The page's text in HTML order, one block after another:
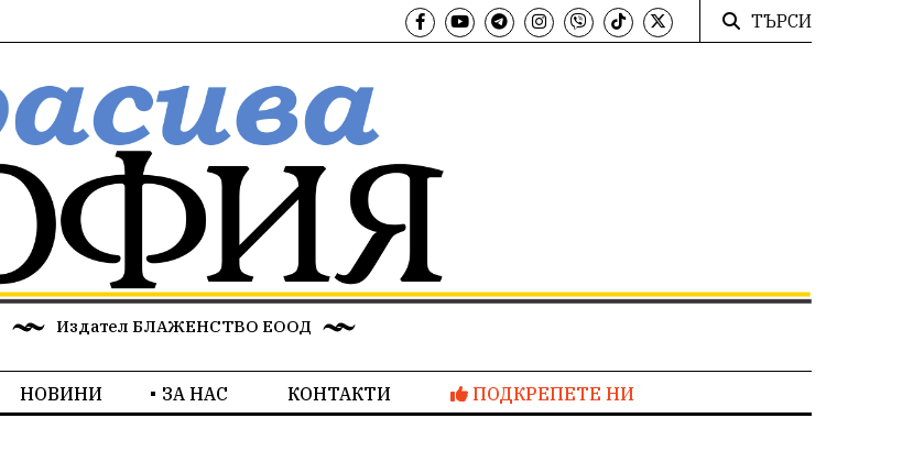
ТЪРСИ
Издател БЛАЖЕНСТВО ЕООД
НОВИНИ ЗА НАС КОНТАКТИ ПОДКРЕПЕТЕ НИ